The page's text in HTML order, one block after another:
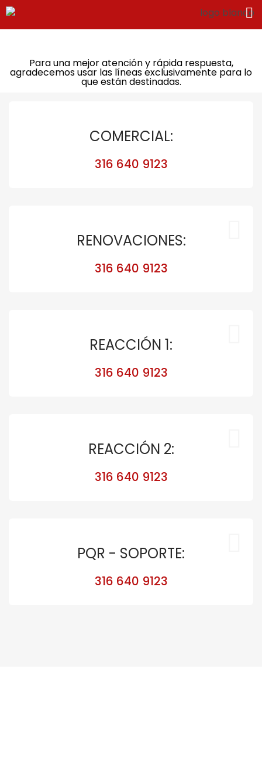
Para una mejor atención y rápida respuesta,
agradecemos usar las líneas exclusivamente para lo
que están destinadas.
COMERCIAL:
316 640 9123
RENOVACIONES:
316 640 9123
REACCIÓN 1:
316 640 9123
REACCIÓN 2:
316 640 9123
PQR - SOPORTE:
316 640 9123